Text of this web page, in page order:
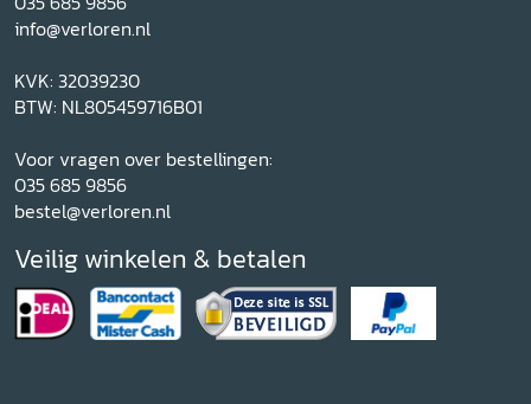
info@verloren.nl
KVK: 32039230
BTW: NL805459716B01
Voor vragen over bestellingen:
035 685 9856
bestel@verloren.nl
Veilig winkelen & betalen